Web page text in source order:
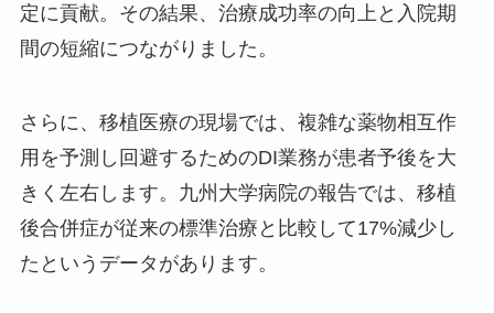
定に貢献。その結果、治療成功率の向上と入院期
間の短縮につながりました。
さらに、移植医療の現場では、複雑な薬物相互作
用を予測し回避するためのDI業務が患者予後を大
きく左右します。九州大学病院の報告では、移植
後合併症が従来の標準治療と比較して17%減少し
たというデータがあります。